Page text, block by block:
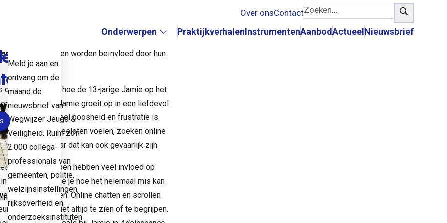
Submenu:
Onderwerpen PraktijkverhalenInstrumentenAanbodActueel Nieuwsbrief
Over onsContactZoeken... Zoeken
online af. En eerlijk is eerlijk: hen daarin
hun telefoon altijd in de hand. Ze scrollen
ik de Netflix-serie
keek, werd ik
waarop jongeren worden beïnvloed door hun
dat het laat zien hoe de 13-jarige Jamie op het
slecht gezin. Jamie groeit op in een liefdevol
groepen waar veel boosheid en frustratie is.
of buitengesloten voelen, zoeken online
begrijpen – maar dat kan ook gevaarlijk zijn.
online groepen hebben veel invloed op
inAdolescencezie je hoe het helemaal mis kan
dat doorgronden. Online chatten en scrollen
is voor ons niet altijd te zien of te begrijpen.
Meld je aan en
ontvang om de
maand de
nieuwsbrief van
Wegwijzer Jeugd &
Veiligheid. Ruim zo’n
2.000 collega-
professionals van
gemeenten, politie,
welzijnsinstellingen,
rijksoverheid en
onderzoeksinstituten